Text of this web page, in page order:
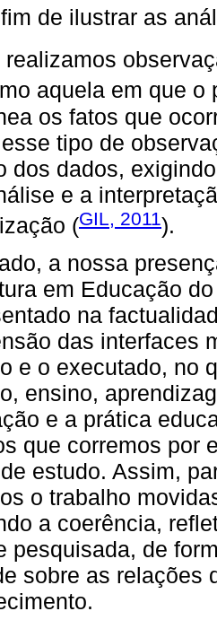
de ilustrar as
realizamos
aquela em que o
os fatos que
tipo de
dos dados,
e a
(GIL, 2011).
a nossa
em Educação
na
das interfaces
e o executado, no
ensino,
e a prática
que corremos por
estudo. Assim,
o trabalho
a coerência,
pesquisada, de
sobre as relações